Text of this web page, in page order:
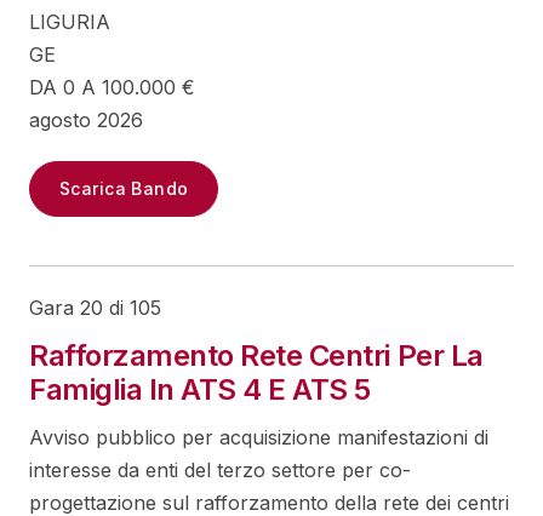
LIGURIA
GE
DA 0 A 100.000 €
agosto 2026
Scarica Bando
Gara 20 di 105
Rafforzamento Rete Centri Per La
Famiglia In ATS 4 E ATS 5
Avviso pubblico per acquisizione manifestazioni di
interesse da enti del terzo settore per co-
progettazione sul rafforzamento della rete dei centri